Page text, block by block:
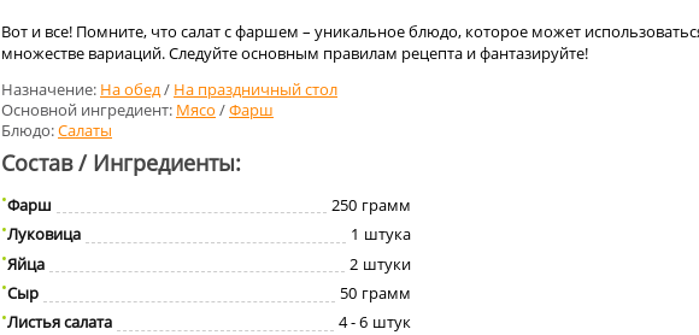
Вот и все! Помните, что салат с фаршем – уникальное блюдо, которое может
множестве вариаций. Следуйте основным правилам рецепта и фантазируйте!
Назначение: На обед/ На праздничный стол
Основной ингредиент: Мясо /Фарш
Блюдо:Салаты
Состав / Ингредиенты:
Фарш 250 грамм
Луковица
1 штука
Яйца
2 штуки
Сыр
50 грамм
Листья салата
4 - 6 штук